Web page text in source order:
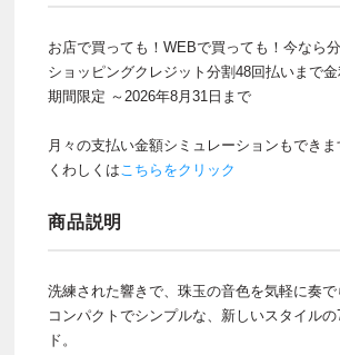
お店で買っても！WEBで買っても！今なら
ショッピングクレジット分割48回払いまで金
期間限定 ～2026年8月31日まで
月々の支払い金額シミュレーションもできま
くわしくはこちらをクリック
商品説明
洗練された響きで、珠玉の音色を気軽に奏で
コンパクトでシンプルな、新しいスタイル
ド。